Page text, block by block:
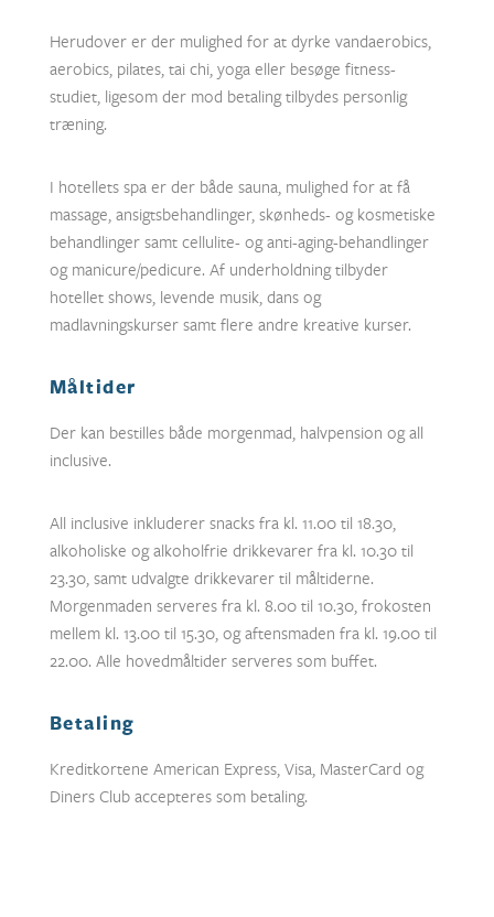
Herudover er der mulighed for at dyrke vandaerobics,
aerobics, pilates, tai chi, yoga eller besøge fitness-
studiet, ligesom der mod betaling tilbydes personlig
træning.
I hotellets spa er der både sauna, mulighed for at få
massage, ansigtsbehandlinger, skønheds- og kosmetiske
behandlinger samt cellulite- og anti-aging-behandlinger
og manicure/pedicure. Af underholdning tilbyder
hotellet shows, levende musik, dans og
madlavningskurser samt flere andre kreative kurser.
Måltider
Der kan bestilles både morgenmad, halvpension og all
inclusive.
All inclusive inkluderer snacks fra kl. 11.00 til 18.30,
alkoholiske og alkoholfrie drikkevarer fra kl. 10.30 til
23.30, samt udvalgte drikkevarer til måltiderne.
Morgenmaden serveres fra kl. 8.00 til 10.30, frokosten
mellem kl. 13.00 til 15.30, og aftensmaden fra kl. 19.00 til
22.00. Alle hovedmåltider serveres som buffet.
Betaling
Kreditkortene American Express, Visa, MasterCard og
Diners Club accepteres som betaling.